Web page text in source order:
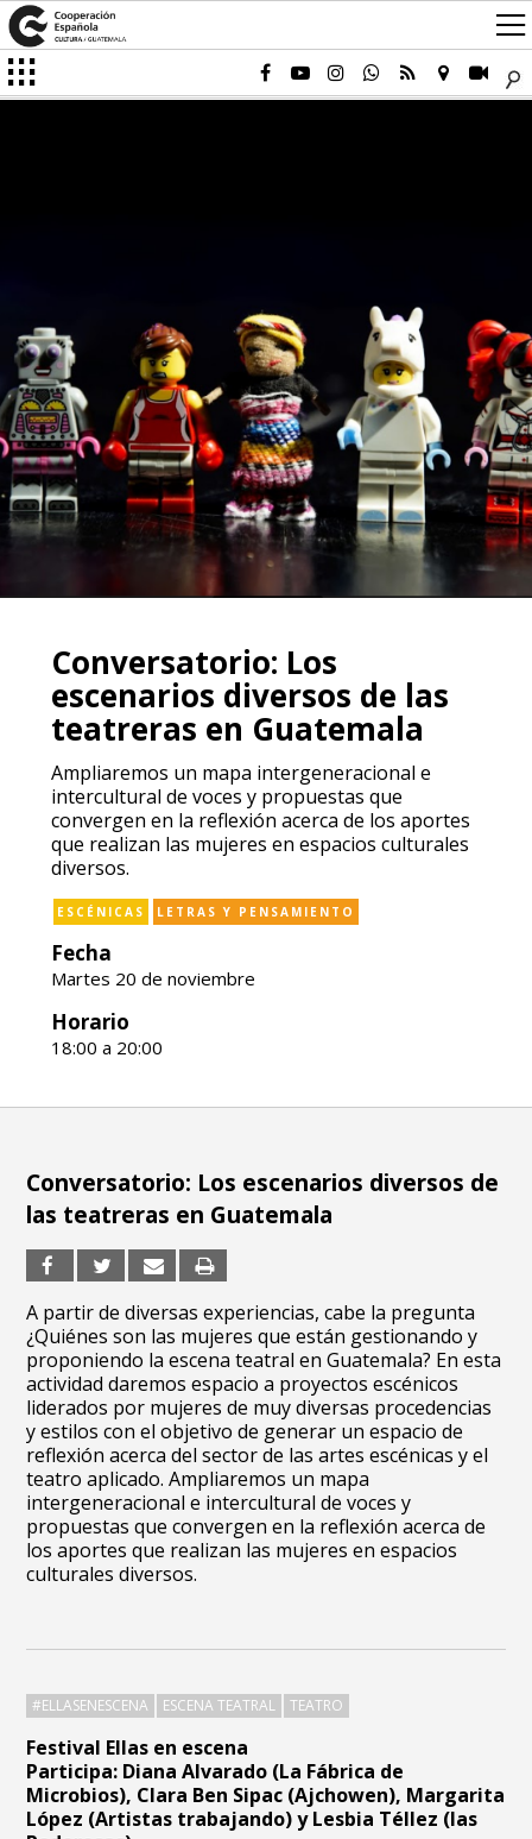
Conversatorio: Los
escenarios diversos de las
teatreras en Guatemala
Ampliaremos un mapa intergeneracional e
intercultural de voces y propuestas que
convergen en la reflexión acerca de los aportes
que realizan las mujeres en espacios culturales
diversos.
ESCÉNICAS LETRAS Y PENSAMIENTO
Fecha
Martes 20 de noviembre
Horario
18:00 a 20:00
Festival Ellas en escena
Participa: Diana Alvarado (La Fábrica de
Microbios), Clara Ben Sipac (Ajchowen), Margarita
López (Artistas trabajando) y Lesbia Téllez (las
Conversatorio: Los escenarios diversos de
las teatreras en Guatemala
A partir de diversas experiencias, cabe la pregunta
¿Quiénes son las mujeres que están gestionando y
proponiendo la escena teatral en Guatemala? En esta
actividad daremos espacio a proyectos escénicos
liderados por mujeres de muy diversas procedencias
y estilos con el objetivo de generar un espacio de
reflexión acerca del sector de las artes escénicas y el
teatro aplicado. Ampliaremos un mapa
intergeneracional e intercultural de voces y
propuestas que convergen en la reflexión acerca de
los aportes que realizan las mujeres en espacios
culturales diversos.
#ELLASENESCENA ESCENA TEATRAL TEATRO